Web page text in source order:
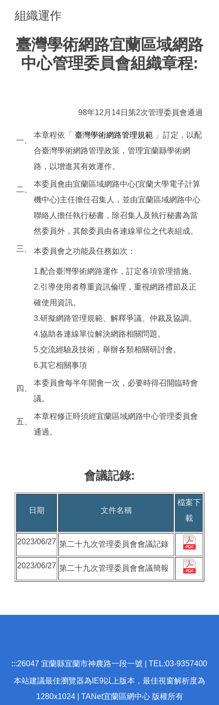
組織運作
臺灣學術網路宜蘭區域網路
中心管理委員會組織章程:
98年12月14日第2次管理委員會通過
一、
本章程依「 臺灣學術網路管理規範
」訂定，以配
合臺灣學術網路管理政策，管理宜蘭縣學術網
路，以增進其有效運作。
二、
本委員會由宜蘭區域網路中心(宜蘭大學電子計算
機中心)主任擔任召集人，並由宜蘭區域網路中心
聯絡人擔任執行秘書，除召集人及執行秘書為當
然委員外，其餘委員由各連線單位之代表組成。
三、 本委員會之功能及任務如次：
1.配合臺灣學術網路運作，訂定各項管理措施。
2.引導使用者尊重資訊倫理，重視網路禮節及正
確使用資訊。
3.研擬網路管理規範、解釋爭議、仲裁及協調。
4.協助各連線單位解決網路相關問題。
5.交流經驗及技術，舉辦各類相關研討會。
6.其它相關事項
四、
本委員會每半年開會一次，必要時得召開臨時會
議。
五、
本章程修正時須經宜蘭區域網路中心管理委員會
通過。
會議記錄:
日期 文件名稱
檔案下
載
2023/06/27 第二十九次管理委員會會議記錄
2023/06/27 第二十九次管理委員會會議簡報
:::26047 宜蘭縣宜蘭市神農路一段一號 | TEL:03-9357400
本站建議最佳瀏覽器為IE9以上版本，最佳視窗解析度為
1280x1024 | TANet宜蘭區網中心 版權所有